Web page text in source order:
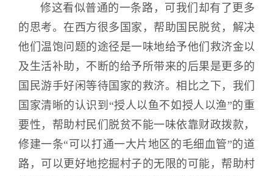
修这看似普通的一条路，可我们却有了更多
的思考。在西方很多国家，帮助国民脱贫，解决
他们温饱问题的途径是一味地给予他们救济金以
及生活补助，不断的给予所带来的后果是更多的
国民游手好闲等待国家的救济。相比之下，我们
国家清晰的认识到“授人以鱼不如授人以渔”的重
要性，帮助村民们脱贫不能一味依靠财政拨款，
修建一条“可以打通一大片地区的毛细血管”的道
路，可以更好地挖掘村子的无限的可能，帮助村